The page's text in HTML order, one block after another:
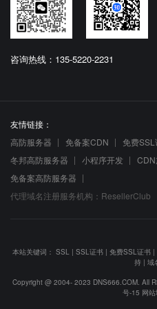
咨询热线：135-5220-2231
友情链接：
高防服务器
免备案CDN 免费
冬邦高防服务器
小程序开发 CDN
免备案高防服务器
代理域名注册服务机构：ResellerClub
本站关键词： SSL | SSL证书 | 免费SSL证书 |
持| 域
Copyright @ 2004- 2023 DNS666.COM. All
号-15 网